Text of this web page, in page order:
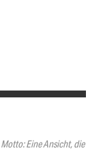
Eine Ansicht, die